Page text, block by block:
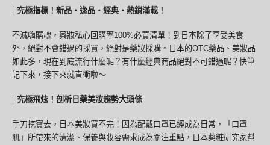
究極指標！新品‧逸品‧經典‧熱銷滿載！
不滅嗨購魂，藥妝私心回購率100%必買清單！到日本除了享受美食
外，絕對不會錯過的採買，絕對是藥妝採購。日本的OTC藥品、美妝品
如此多，現在到底流行什麼呢？有什麼經典商品絕對不可錯過呢？快筆
記下來，接下來就直衝啦～
究極飛炫！剖析日藥美妝趨勢大頭條
手刀挖寶去，日本美妝買不完！因為配戴口罩已經成為日常，「口罩
肌」所帶來的清潔、保養與妝容需求成為關注重點，日本薬粧研究家幫